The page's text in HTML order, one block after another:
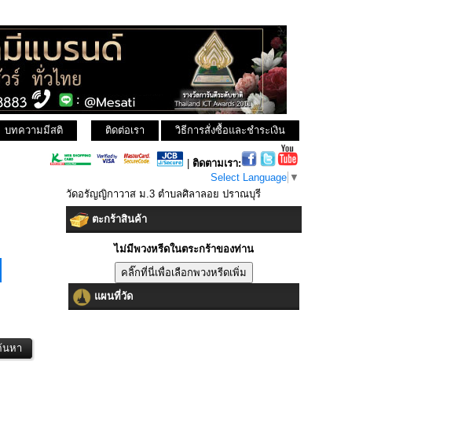
บทความมีสติ วิธีการสั่งซื้อและชำระเงิน
ติดต่อเรา
ติดตามเรา:
Select Language ▼
วัดอรัญญิกาวาส ม.3 ตำบลศิลาลอย ปราณบุรี
ตะกร้าสินค้า
ไม่มีพวงหรีดในตระกร้าของท่าน
แผนที่วัด